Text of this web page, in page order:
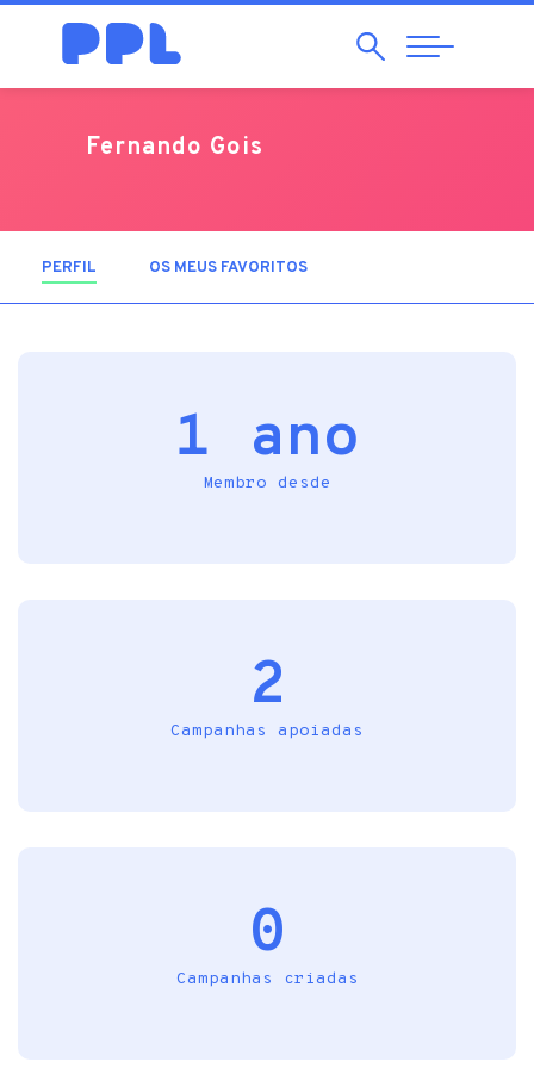
Pesquisar
Abrir
Navegação
Fernando Gois
PERFIL (SEPARADOR ATIVO)
OS MEUS FAVORITOS
1 ano
Membro desde
2
Campanhas apoiadas
0
Campanhas criadas